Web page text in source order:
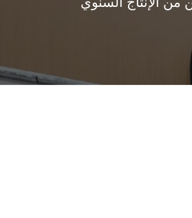
من الإنتاج السنوي